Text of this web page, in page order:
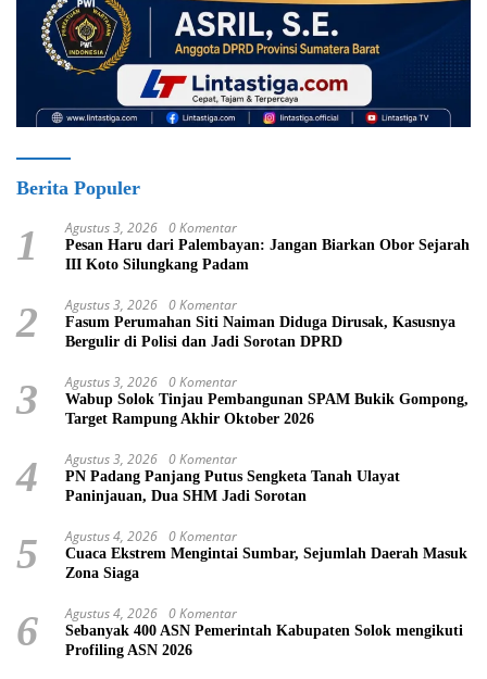
Berita Populer
1 Agustus 3, 2026 0 Komentar
Pesan Haru dari Palembayan: Jangan Biarkan Obor Sejarah
III Koto Silungkang Padam
2 Agustus 3, 2026 0 Komentar
Fasum Perumahan Siti Naiman Diduga Dirusak, Kasusnya
Bergulir di Polisi dan Jadi Sorotan DPRD
3 Agustus 3, 2026 0 Komentar
Wabup Solok Tinjau Pembangunan SPAM Bukik Gompong,
Target Rampung Akhir Oktober 2026
4 Agustus 3, 2026 0 Komentar
PN Padang Panjang Putus Sengketa Tanah Ulayat
Paninjauan, Dua SHM Jadi Sorotan
5 Agustus 4, 2026 0 Komentar
Cuaca Ekstrem Mengintai Sumbar, Sejumlah Daerah Masuk
Zona Siaga
6 Agustus 4, 2026 0 Komentar
Sebanyak 400 ASN Pemerintah Kabupaten Solok mengikuti
Profiling ASN 2026